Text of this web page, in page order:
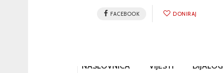
FACEBOOK DONIRAJ
NASLOVNICA VIJESTI DIJALOG